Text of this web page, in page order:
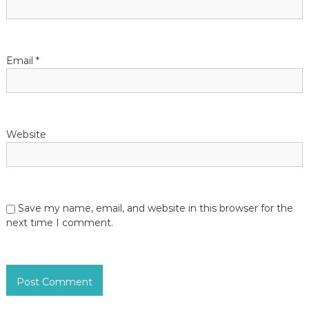
o
Email *
Website
Save my name, email, and website in this browser for the
next time I comment.